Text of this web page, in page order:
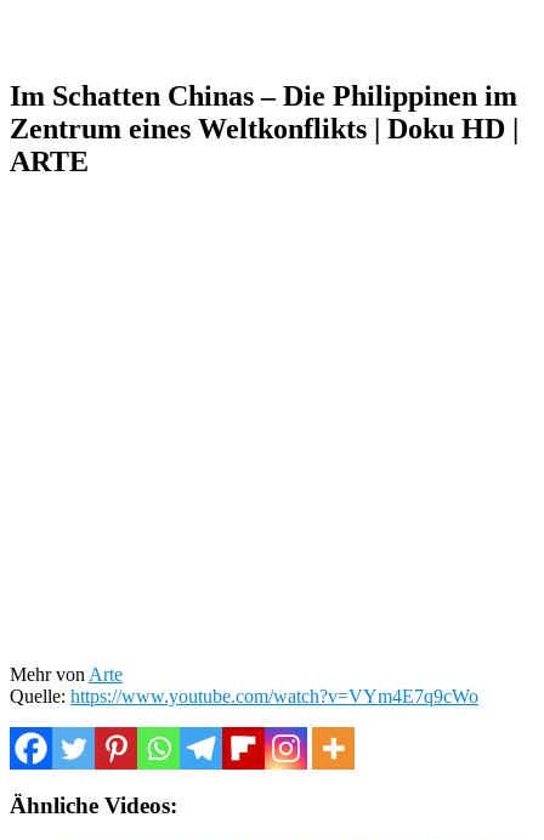
Im Schatten Chinas – Die Philippinen im
Zentrum eines Weltkonflikts | Doku HD |
ARTE
Mehr von Arte
Quelle: https://www.youtube.com/watch?v=VYm4E7q9cWo
Ähnliche Videos: